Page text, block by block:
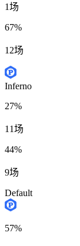
1场
67%
12场
Inferno
27%
11场
44%
9场
Default
57%